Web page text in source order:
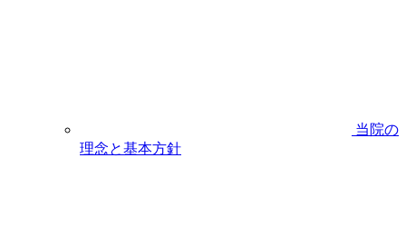
当院の
理念と基本方針